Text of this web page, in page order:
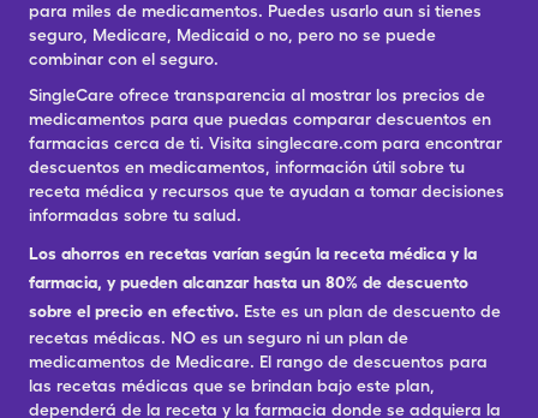
para miles de medicamentos. Puedes usarlo aun si tienes
seguro, Medicare, Medicaid o no, pero no se puede
combinar con el seguro.
SingleCare ofrece transparencia al mostrar los precios de
medicamentos para que puedas comparar descuentos en
farmacias cerca de ti. Visita singlecare.com para encontrar
descuentos en medicamentos, información útil sobre tu
receta médica y recursos que te ayudan a tomar decisiones
informadas sobre tu salud.
Los ahorros en recetas varían según la receta médica y la
farmacia, y pueden alcanzar hasta un 80% de descuento
sobre el precio en efectivo. Este es un plan de descuento de
recetas médicas. NO es un seguro ni un plan de
medicamentos de Medicare. El rango de descuentos para
las recetas médicas que se brindan bajo este plan,
dependerá de la receta y la farmacia donde se adquiera la